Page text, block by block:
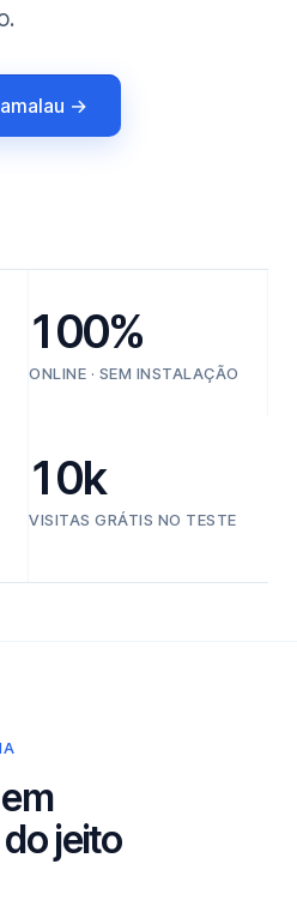
→
100%
ONLINE · SEM INSTALAÇÃO
10k
VISITAS GRÁTIS NO TESTE
jeito